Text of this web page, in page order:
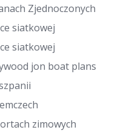
Zjednoczonych
siatkowej
siatkowej
jon boat plans
zimowych